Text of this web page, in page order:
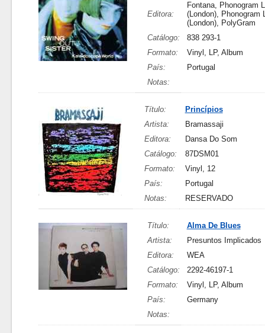
Editora:
Fontana, Phonogram
(London), Phonogram
(London), PolyGram
Catálogo:
838 293-1
Formato:
Vinyl, LP, Album
País:
Portugal
Notas:
Título:
Princípios
Artista:
Bramassaji
Editora:
Dansa Do Som
Catálogo:
87DSM01
Formato:
Vinyl, 12
País:
Portugal
Notas:
RESERVADO
Título:
Alma De Blues
Artista:
Presuntos Implicados
Editora:
WEA
Catálogo:
2292-46197-1
Formato:
Vinyl, LP, Album
País:
Germany
Notas: